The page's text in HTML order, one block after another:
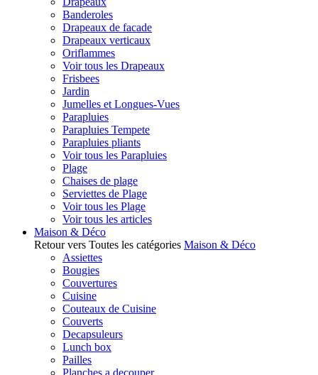
Banderoles
Drapeaux de facade
Drapeaux verticaux
Oriflammes
Voir tous les Drapeaux
Frisbees
Jardin
Jumelles et Longues-Vues
Parapluies
Parapluies Tempete
Parapluies pliants
Voir tous les Parapluies
Plage
Chaises de plage
Serviettes de Plage
Voir tous les Plage
Voir tous les articles
Maison & Déco
Retour vers Toutes les catégories Maison & Déco
Assiettes
Bougies
Couvertures
Cuisine
Couteaux de Cuisine
Couverts
Decapsuleurs
Lunch box
Pailles
Planches a decouper